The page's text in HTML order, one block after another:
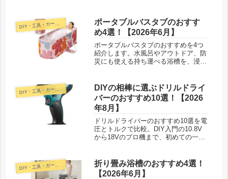
D
IY・工具・ガーデン
ポータブルバスタブのおすす
め4選！【2026年6月】
ポータブルバスタブのおすすめを4つ
紹介します。水風呂やアウトドア、防
災にも使える持ち運べる浴槽を、浸か
D
IY・工具・ガーデン
DIYの相棒に選ぶドリルドライ
バーのおすすめ10選！【2026
年8月】
ドリルドライバーのおすすめ10選を電
圧とトルクで比較。DIY入門の10.8V
から18Vのプロ機まで、初めての一台
D
IY・工具・ガーデン
折り畳み浴槽のおすすめ4選！
【2026年6月】